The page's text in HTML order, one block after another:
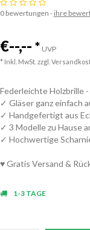
0 bewertungen - ihre
€--,-- * UVP
* Inkl. MwSt. zzgl.
Federleichte Holzbrille
✓ Gläser ganz einfach
✓ Handgefertigt aus
✓ 3 Modelle zu Hause
✓ Hochwertige
♥ Gratis Versand &
1-3 TAGE